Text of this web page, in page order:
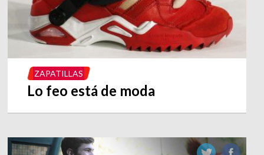
ZAPATILLAS
Lo feo está de moda